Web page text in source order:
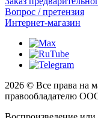
Вопрос / претензия
Интернет-магазин
2026 © Все права на
правообладателю